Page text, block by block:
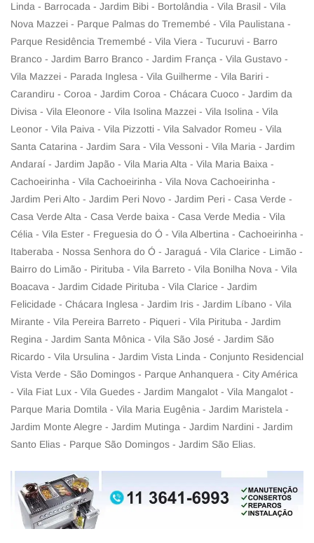
Linda - Barrocada - Jardim Bibi - Bortolândia - Vila Brasil - Vila
Nova Mazzei - Parque Palmas do Tremembé - Vila Paulistana -
Parque Residência Tremembé - Vila Viera - Tucuruvi - Barro
Branco - Jardim Barro Branco - Jardim França - Vila Gustavo -
Vila Mazzei - Parada Inglesa - Vila Guilherme - Vila Bariri -
Carandiru - Coroa - Jardim Coroa - Chácara Cuoco - Jardim da
Divisa - Vila Eleonore - Vila Isolina Mazzei - Vila Isolina - Vila
Leonor - Vila Paiva - Vila Pizzotti - Vila Salvador Romeu - Vila
Santa Catarina - Jardim Sara - Vila Vessoni - Vila Maria - Jardim
Andaraí - Jardim Japão - Vila Maria Alta - Vila Maria Baixa -
Cachoeirinha - Vila Cachoeirinha - Vila Nova Cachoeirinha -
Jardim Peri Alto - Jardim Peri Novo - Jardim Peri - Casa Verde -
Casa Verde Alta - Casa Verde baixa - Casa Verde Media - Vila
Célia - Vila Ester - Freguesia do Ó - Vila Albertina - Cachoeirinha -
Itaberaba - Nossa Senhora do Ó - Jaraguá - Vila Clarice - Limão -
Bairro do Limão - Pirituba - Vila Barreto - Vila Bonilha Nova - Vila
Boacava - Jardim Cidade Pirituba - Vila Clarice - Jardim
Felicidade - Chácara Inglesa - Jardim Iris - Jardim Líbano - Vila
Mirante - Vila Pereira Barreto - Piqueri - Vila Pirituba - Jardim
Regina - Jardim Santa Mônica - Vila São José - Jardim São
Ricardo - Vila Ursulina - Jardim Vista Linda - Conjunto Residencial
Vista Verde - São Domingos - Parque Anhanquera - City América
- Vila Fiat Lux - Vila Guedes - Jardim Mangalot - Vila Mangalot -
Parque Maria Domtila - Vila Maria Eugênia - Jardim Maristela -
Jardim Monte Alegre - Jardim Mutinga - Jardim Nardini - Jardim
Santo Elias - Parque São Domingos - Jardim São Elias.